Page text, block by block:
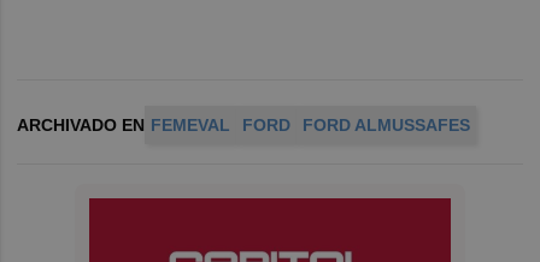
ARCHIVADO EN FEMEVAL FORD FORD ALMUSSAFES